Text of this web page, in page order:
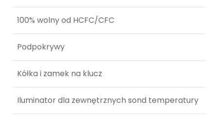
100% wolny od HCFC/CFC
Podpokrywy
Kółka i zamek na klucz
Iluminator dla zewnętrznych sond temperatury